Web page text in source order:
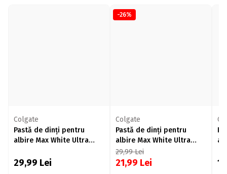
Colgate
Pastă de dinți pentru
albire Max White Ultra
29,99 Lei
-26%
Colgate
Pastă de dinți pentru
albire Max White Ultra
Freshness Pearls 50ml
29,99Lei
21,99 Lei